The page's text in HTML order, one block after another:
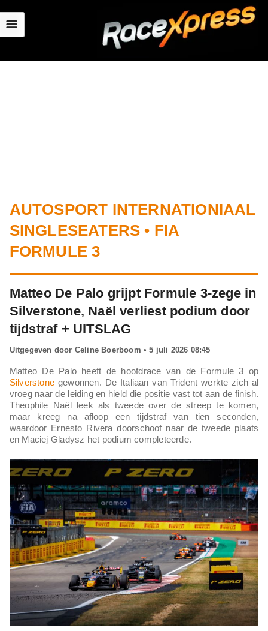
☰
AUTOSPORT INTERNATIONIAAL
SINGLESEATERS • FIA
FORMULE 3
Matteo De Palo grijpt Formule 3-zege in
Silverstone, Naël verliest podium door
tijdstraf + UITSLAG
Uitgegeven door Celine Boerboom • 5 juli 2026 08:45
Matteo De Palo heeft de hoofdrace van de Formule 3 op
Silverstone gewonnen. De Italiaan van Trident werkte zich al
vroeg naar de leiding en hield die positie vast tot aan de finish.
Theophile Naël leek als tweede over de streep te komen,
maar kreeg na afloop een tijdstraf van tien seconden,
waardoor Ernesto Rivera doorschoof naar de tweede plaats
en Maciej Gladysz het podium completeerde.